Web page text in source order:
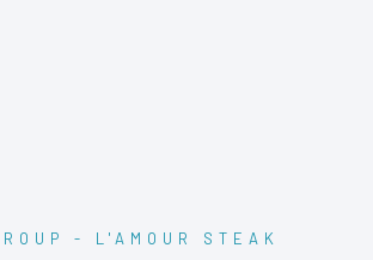
- L'AMOUR STEAK